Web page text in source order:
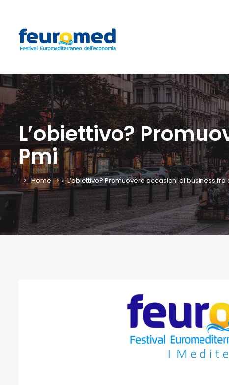
L’obiettivo?
Pmi
Home » L’obiettivo? Promuovere occasioni di business fra